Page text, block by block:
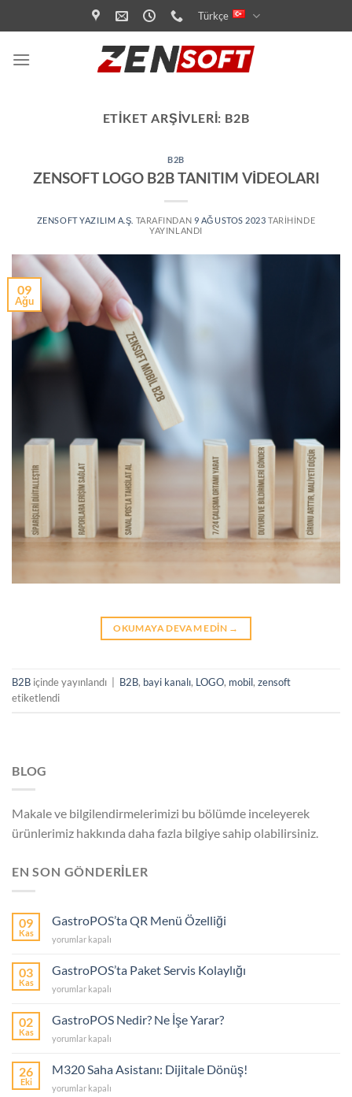
atla
Türkçe
ETIKET ARŞIVLERI: B2B
B2B
ZENSOFT LOGO B2B TANITIM VİDEOLARI
ZENSOFT YAZILIM A.Ş. TARAFINDAN 9 AĞUSTOS 2023 TARIHINDE
YAYINLANDI
09
Ağu
OKUMAYA DEVAM EDIN →
B2B içinde yayınlandı B2B, bayi kanalı, LOGO, mobil, zensoft
etiketlendi
BLOG
Makale ve bilgilendirmelerimizi bu bölümde inceleyerek
ürünlerimiz hakkında daha fazla bilgiye sahip olabilirsiniz.
EN SON GÖNDERİLER
09
Kas
GastroPOS’ta QR Menü Özelliği
GastroPOS’ta
Menü
Özelliği
için
yorumlar kapalı
03
Kas
GastroPOS’ta Paket Servis Kolaylığı
GastroPOS’ta
Servis
Kolaylığı
için
yorumlar kapalı
02
Kas
GastroPOS Nedir? Ne İşe Yarar?
GastroPOS
Ne
İşe
Yarar?
yorumlar kapalı
26
Eki
M320 Saha Asistanı: Dijitale Dönüş!
M320
yorumlar kapalı